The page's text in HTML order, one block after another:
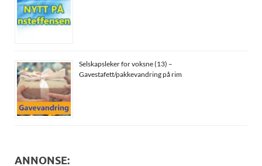
Selskapsleker for voksne (13) –
Gavestafett/pakkevandring på rim
ANNONSE: